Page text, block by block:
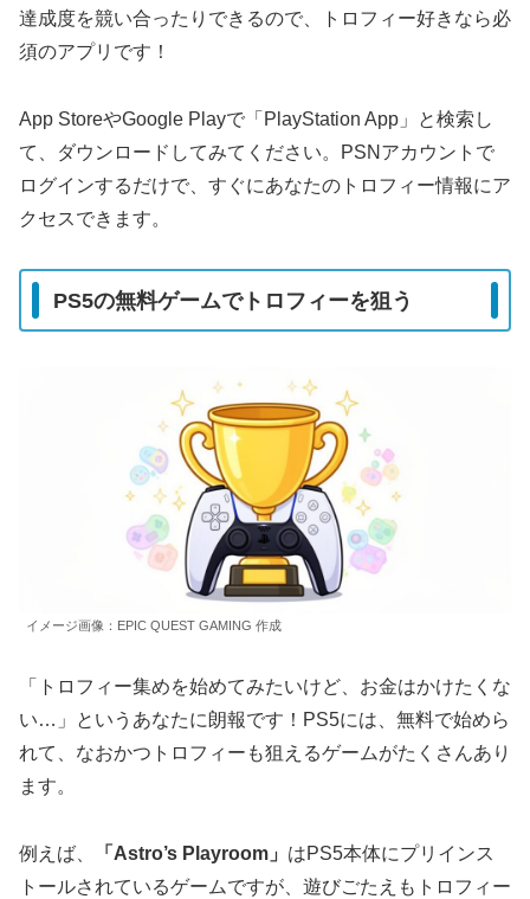
達成度を競い合ったりできるので、トロフィー好きなら必
須のアプリです！
App StoreやGoogle Playで「PlayStation App」と検索し
て、ダウンロードしてみてください。PSNアカウントで
ログインするだけで、すぐにあなたのトロフィー情報にア
クセスできます。
PS5の無料ゲームでトロフィーを狙う
イメージ画像：EPIC QUEST GAMING 作成
「トロフィー集めを始めてみたいけど、お金はかけたくな
い…」というあなたに朗報です！PS5には、無料で始めら
れて、なおかつトロフィーも狙えるゲームがたくさんあり
ます。
例えば、 「Astro’s Playroom」 はPS5本体にプリインス
トールされているゲームですが、遊びごたえもトロフィー